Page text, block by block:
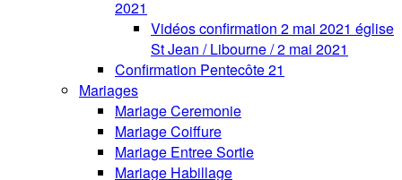
2021
Vidéos confirmation 2 mai 2021 église
St Jean / Libourne / 2 mai 2021
Confirmation Pentecôte 21
Mariages
Mariage Ceremonie
Mariage Coiffure
Mariage Entree Sortie
Mariage Habillage